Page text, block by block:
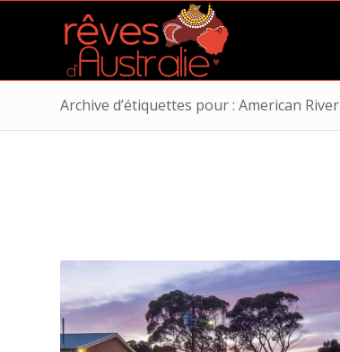
Archive d’étiquettes pour : American River